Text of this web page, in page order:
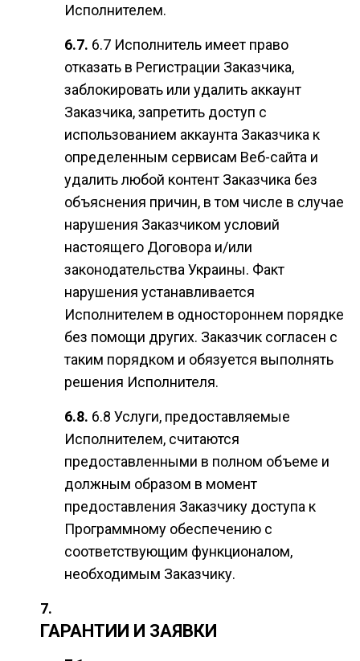
Исполнителем.
6.7 Исполнитель имеет право
отказать в Регистрации Заказчика,
заблокировать или удалить аккаунт
Заказчика, запретить доступ с
использованием аккаунта Заказчика к
определенным сервисам Веб-сайта и
удалить любой контент Заказчика без
объяснения причин, в том числе в случае
нарушения Заказчиком условий
настоящего Договора и/или
законодательства Украины. Факт
нарушения устанавливается
Исполнителем в одностороннем порядке
без помощи других. Заказчик согласен с
таким порядком и обязуется выполнять
решения Исполнителя.
6.8 Услуги, предоставляемые
Исполнителем, считаются
предоставленными в полном объеме и
должным образом в момент
предоставления Заказчику доступа к
Программному обеспечению с
соответствующим функционалом,
необходимым Заказчику.
ГАРАНТИИ И ЗАЯВКИ